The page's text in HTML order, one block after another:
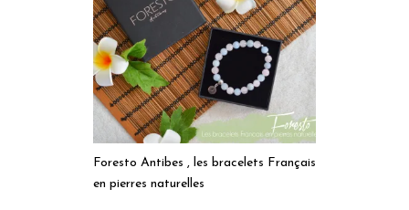
Foresto Antibes , les bracelets Français
en pierres naturelles